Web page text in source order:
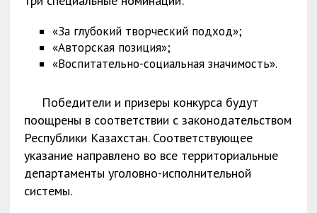
«За глубокий творческий подход»;
«Авторская позиция»;
«Воспитательно-социальная значимость».
Победители и призеры конкурса будут
поощрены в соответствии с законодательством
Республики Казахстан. Соответствующее
указание направлено во все территориальные
департаменты уголовно-исполнительной
системы.